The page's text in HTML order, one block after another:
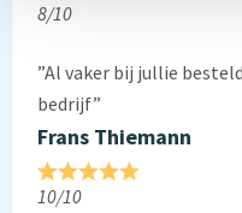
8/10
”Al vaker bij jullie
bedrijf”
Frans Thiemann
10/10